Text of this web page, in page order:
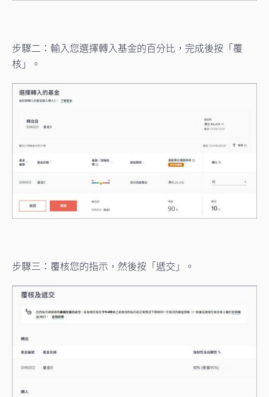
步驟二：輸入您選擇轉入基金的百分比，完成後按「覆
核」。
步驟三：覆核您的指示，然後按「遞交」。